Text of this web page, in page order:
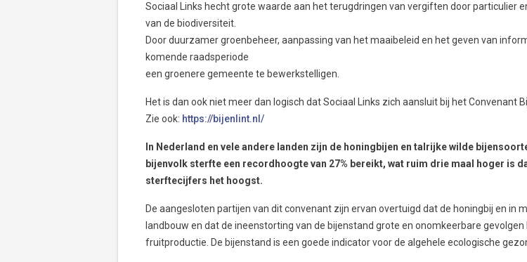
Sociaal Links hecht grote waarde aan het terugdringen van vergiften door particulier
van de biodiversiteit.
Door duurzamer groenbeheer, aanpassing van het maaibeleid en het geven van
komende raadsperiode
een groenere gemeente te bewerkstelligen.
Het is dan ook niet meer dan logisch dat Sociaal Links zich aansluit bij het Convenant
Zie ook: https://bijenlint.nl/
In Nederland en vele andere landen zijn de honingbijen en talrijke wilde
bijenvolk sterfte een recordhoogte van 27% bereikt, wat ruim drie maal hoger is
sterftecijfers het hoogst.
De aangesloten partijen van dit convenant zijn ervan overtuigd dat de honingbij en in
landbouw en dat de ineenstorting van de bijenstand grote en onomkeerbare
fruitproductie. De bijenstand is een goede indicator voor de algehele ecologische